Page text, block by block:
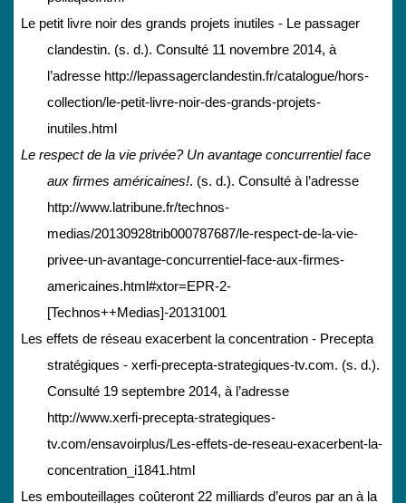
Le petit livre noir des grands projets inutiles - Le passager
clandestin. (s. d.). Consulté 11 novembre 2014, à
l’adresse http://lepassagerclandestin.fr/catalogue/hors-
collection/le-petit-livre-noir-des-grands-projets-
inutiles.html
Le respect de la vie privée? Un avantage concurrentiel face
aux firmes américaines!. (s. d.). Consulté à l’adresse
http://www.latribune.fr/technos-
medias/20130928trib000787687/le-respect-de-la-vie-
privee-un-avantage-concurrentiel-face-aux-firmes-
americaines.html#xtor=EPR-2-
[Technos++Medias]-20131001
Les effets de réseau exacerbent la concentration - Precepta
stratégiques - xerfi-precepta-strategiques-tv.com. (s. d.).
Consulté 19 septembre 2014, à l’adresse
http://www.xerfi-precepta-strategiques-
tv.com/ensavoirplus/Les-effets-de-reseau-exacerbent-la-
concentration_i1841.html
Les embouteillages coûteront 22 milliards d’euros par an à la